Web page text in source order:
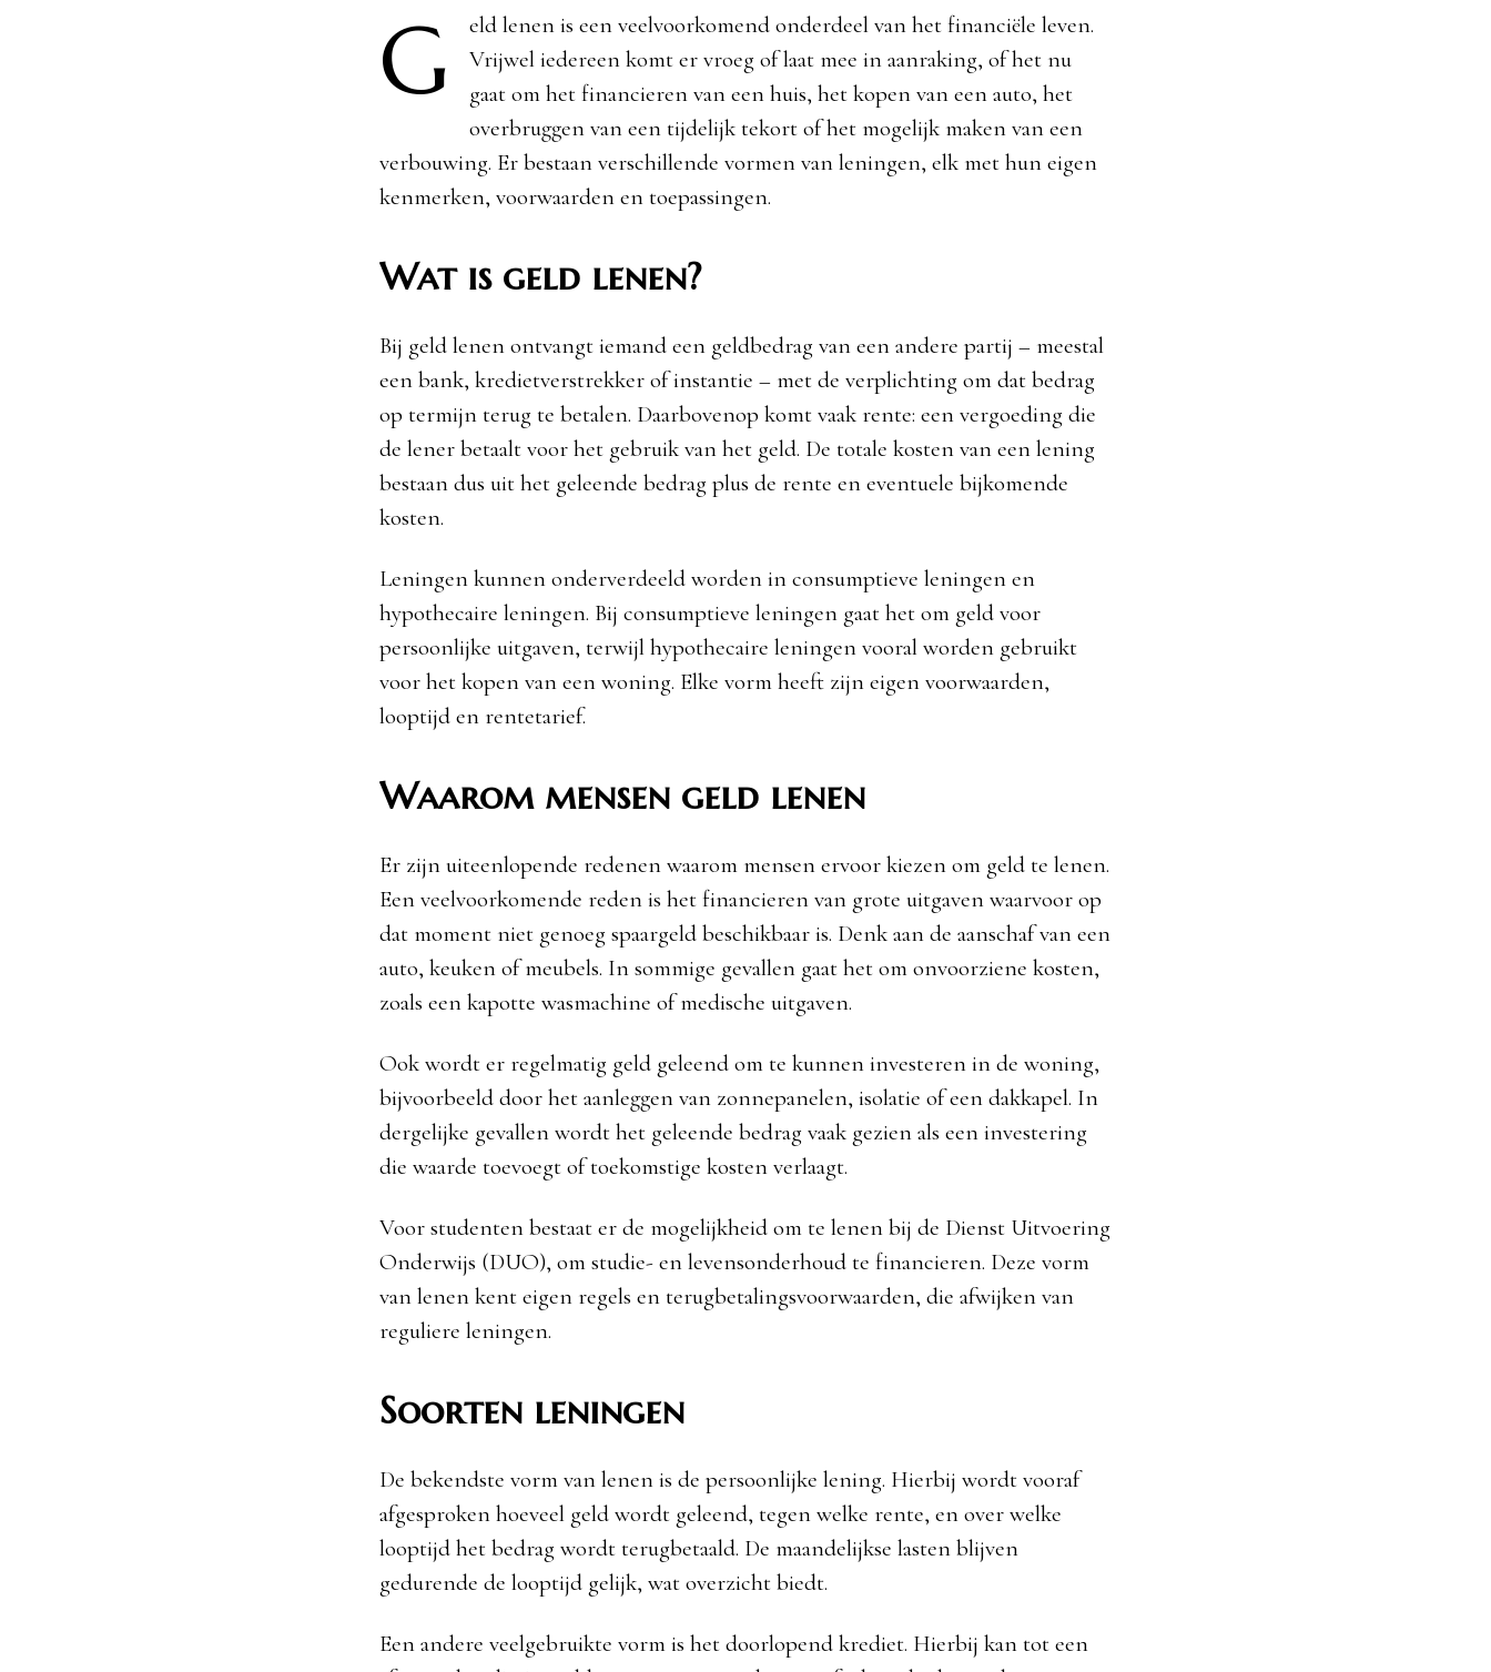
G
eld lenen is een veelvoorkomend onderdeel van het financiële leven.
Vrijwel iedereen komt er vroeg of laat mee in aanraking, of het nu
gaat om het financieren van een huis, het kopen van een auto, het
overbruggen van een tijdelijk tekort of het mogelijk maken van een
verbouwing. Er bestaan verschillende vormen van leningen, elk met hun eigen
kenmerken, voorwaarden en toepassingen.
Wat is geld lenen?
Bij geld lenen ontvangt iemand een geldbedrag van een andere partij – meestal
een bank, kredietverstrekker of instantie – met de verplichting om dat bedrag
op termijn terug te betalen. Daarbovenop komt vaak rente: een vergoeding die
de lener betaalt voor het gebruik van het geld. De totale kosten van een lening
bestaan dus uit het geleende bedrag plus de rente en eventuele bijkomende
kosten.
Leningen kunnen onderverdeeld worden in consumptieve leningen en
hypothecaire leningen. Bij consumptieve leningen gaat het om geld voor
persoonlijke uitgaven, terwijl hypothecaire leningen vooral worden gebruikt
voor het kopen van een woning. Elke vorm heeft zijn eigen voorwaarden,
looptijd en rentetarief.
Waarom mensen geld lenen
Er zijn uiteenlopende redenen waarom mensen ervoor kiezen om geld te lenen.
Een veelvoorkomende reden is het financieren van grote uitgaven waarvoor op
dat moment niet genoeg spaargeld beschikbaar is. Denk aan de aanschaf van een
auto, keuken of meubels. In sommige gevallen gaat het om onvoorziene kosten,
zoals een kapotte wasmachine of medische uitgaven.
Ook wordt er regelmatig geld geleend om te kunnen investeren in de woning,
bijvoorbeeld door het aanleggen van zonnepanelen, isolatie of een dakkapel. In
dergelijke gevallen wordt het geleende bedrag vaak gezien als een investering
die waarde toevoegt of toekomstige kosten verlaagt.
Voor studenten bestaat er de mogelijkheid om te lenen bij de Dienst Uitvoering
Onderwijs (DUO), om studie- en levensonderhoud te financieren. Deze vorm
van lenen kent eigen regels en terugbetalingsvoorwaarden, die afwijken van
reguliere leningen.
Soorten leningen
De bekendste vorm van lenen is de persoonlijke lening. Hierbij wordt vooraf
afgesproken hoeveel geld wordt geleend, tegen welke rente, en over welke
looptijd het bedrag wordt terugbetaald. De maandelijkse lasten blijven
gedurende de looptijd gelijk, wat overzicht biedt.
Een andere veelgebruikte vorm is het doorlopend krediet. Hierbij kan tot een